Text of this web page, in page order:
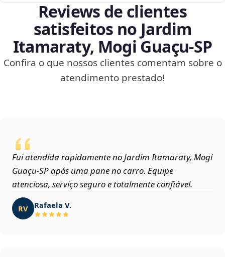
Reviews de clientes
satisfeitos no Jardim
Itamaraty, Mogi Guaçu‑SP
Confira o que nossos clientes comentam sobre o
atendimento prestado!
Fui atendida rapidamente no Jardim Itamaraty, Mogi
Guaçu‑SP após uma pane no carro. Equipe
atenciosa, serviço seguro e totalmente confiável.
RV Rafaela V.